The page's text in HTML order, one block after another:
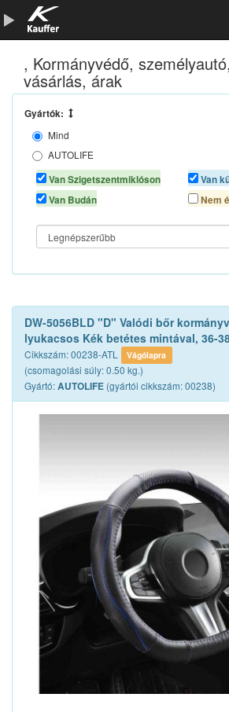
Szerszámkatalógus
Kosár
Alkatrészek
, Kormányvédő,
vásárlás, árak
Gyártók:
Mind
AUTOLIFE
AUTOMAX
Van Szigetszentmiklóson
Van Budán
Van
Nem
DW-5056BLD "D" Valódi bőr
lyukacsos Kék betétes mintával, 36-
Cikkszám: 00238-ATL Vágólapra
(csomagolási súly: 0.50 kg.)
Gyártó:AUTOLIFE (gyártói cikkszám: 00238)